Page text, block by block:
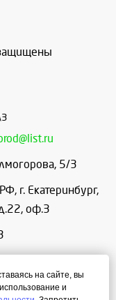
5/3
г. Екатеринбург,
оф.3
на сайте, вы
и